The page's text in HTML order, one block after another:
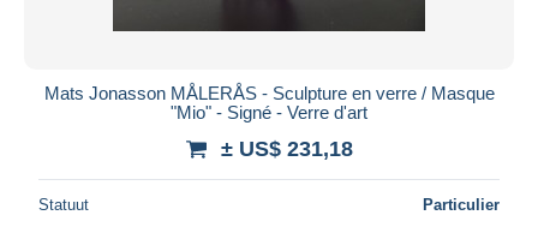
Mats Jonasson MÅLERÅS - Sculpture en verre / Masque
"Mio" - Signé - Verre d'art
± US$ 231,18
Statuut Particulier